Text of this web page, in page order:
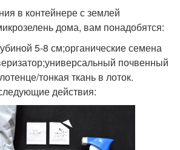
в контейнере с землей
дома, вам понадобятся:
5-8 см;органические семена
почвенный
тонкая ткань в лоток.
действия: